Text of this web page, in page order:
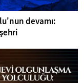
devamı: